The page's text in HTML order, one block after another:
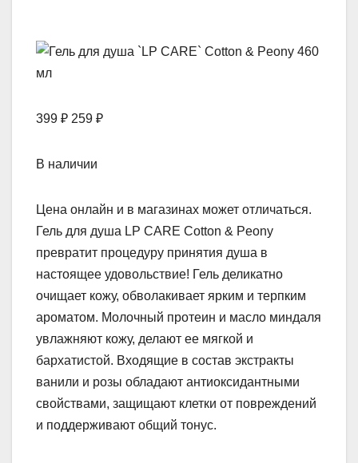
399 ₽ 259 ₽
В наличии
Цена онлайн и в магазинах может отличаться.
Гель для душа LP CARE Cotton & Peony
превратит процедуру принятия душа в
настоящее удовольствие! Гель деликатно
очищает кожу, обволакивает ярким и терпким
ароматом. Молочный протеин и масло миндаля
увлажняют кожу, делают ее мягкой и
бархатистой. Входящие в состав экстракты
ванили и розы обладают антиоксидантными
свойствами, защищают клетки от повреждений
и поддерживают общий тонус.